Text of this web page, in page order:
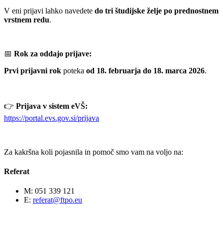
V eni prijavi lahko navedete do tri študijske želje po prednostnem
vrstnem redu.
📅 Rok za oddajo prijave:
Prvi prijavni rok poteka od 18. februarja do 18. marca 2026.
👉 Prijava v sistem eVŠ:
https://portal.evs.gov.si/prijava
Za kakršna koli pojasnila in pomoč smo vam na voljo na:
Referat
M: 051 339 121
E: referat@ftpo.eu